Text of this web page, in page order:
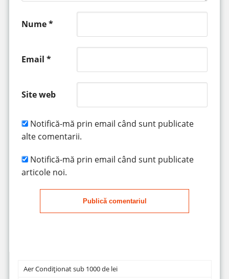
Nume*
Email *
Site web
Notifică-mă prin email când sunt publicate
alte comentarii.
Notifică-mă prin email când sunt publicate
articole noi.
Publică comentariul
Aer Condiționat sub 1000 de lei